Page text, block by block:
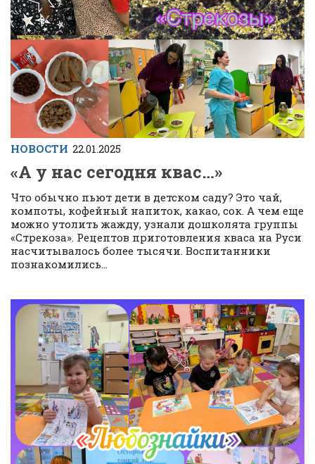
НОВОСТИ 22.01.2025
«А у нас сегодня квас…»
Что обычно пьют дети в детском саду? Это чай,
компоты, кофейный напиток, какао, сок. А чем еще
можно утолить жажду, узнали дошколята группы
«Стрекоза». Рецептов приготовления кваса на Руси
насчитывалось более тысячи. Воспитанники
познакомились...